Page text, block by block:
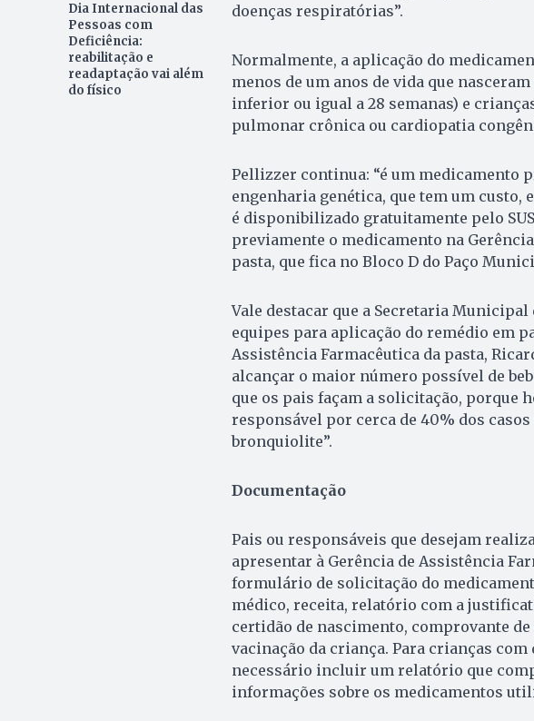
Dia Internacional das
Pessoas com
Deficiência:
reabilitação e
readaptação vai além
do físico
doenças respiratórias”.
Normalmente, a aplicação do
menos de um anos de vida que
inferior ou igual a 28 semanas) e
pulmonar crônica ou cardiopatia
Pellizzer continua: “é um medicamento
engenharia genética, que tem um custo,
é disponibilizado gratuitamente pelo
previamente o medicamento na
pasta, que fica no Bloco D do Paço
Vale destacar que a Secretaria Municipal
equipes para aplicação do remédio em
Assistência Farmacêutica da pasta,
alcançar o maior número possível de
que os pais façam a solicitação,
responsável por cerca de 40% dos
bronquiolite”.
Documentação
Pais ou responsáveis que desejam
apresentar à Gerência de Assistência
formulário de solicitação do
médico, receita, relatório com a
certidão de nascimento, comprovante de
vacinação da criança. Para crianças
necessário incluir um relatório que
informações sobre os medicamentos